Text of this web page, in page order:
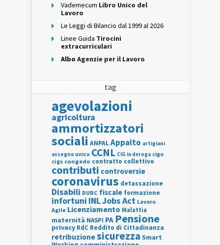
Vademecum Libro Unico del
Lavoro
Le Leggi di Bilancio dal 1999 al 2026
Linee Guida Tirocini
extracurriculari
Albo Agenzie per il Lavoro
tag
agevolazioni
agricoltura
ammortizzatori
sociali ANPALAppalto artigiani
assegno unico CCNL CIG in deroga cigo
cigs congedo contratto collettivo
contributi controversie
coronavirus detassazione
Disabili DURC fiscale formazione
infortuni INLJobs Act Lavoro
Agile Licenziamento Malattia
maternità NASPI PA Pensione
privacy RdC Reddito di Cittadinanza
retribuzionesicurezza Smart